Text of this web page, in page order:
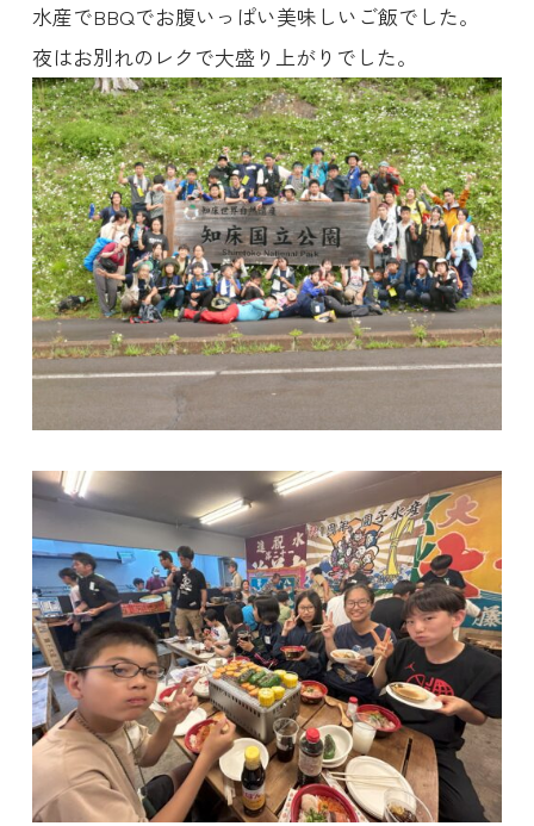
水産でBBQでお腹いっぱい美味しいご飯でした。
夜はお別れのレクで大盛り上がりでした。